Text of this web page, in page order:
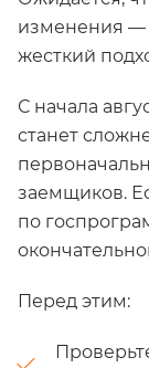
изменения —
жесткий
С начала
станет
заемщиков.
по
Перед этим: